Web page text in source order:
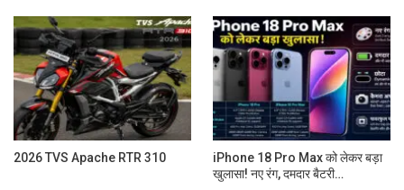
2026 TVS Apache RTR 310
iPhone 18 Pro Max को लेकर बड़ा
खुलासा! नए रंग, दमदार बैटरी…